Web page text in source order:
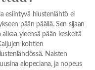
esiintyvä hiustenlähtö ei
pään päällä. Sen sijaan
yleensä pään keskeltä
kohtien
Naisten
alopeciana, ja nopeus